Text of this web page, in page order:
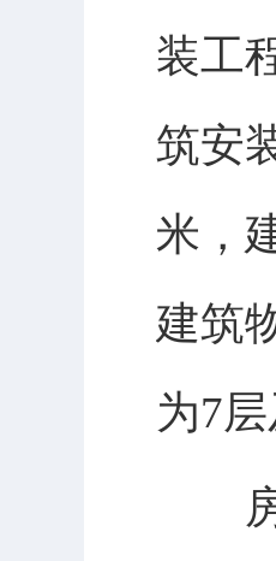
装工
筑安
米，
建筑
为7
房